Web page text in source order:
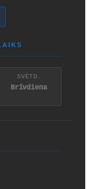
SVĒTD.
Brīvdiena